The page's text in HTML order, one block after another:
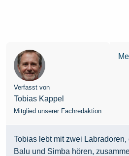
Verfasst von
Tobias Kappel
Mitglied unserer Fachredaktion
Tobias lebt mit zwei
Balu und Simba hören,